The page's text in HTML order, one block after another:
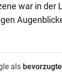
war in der
als